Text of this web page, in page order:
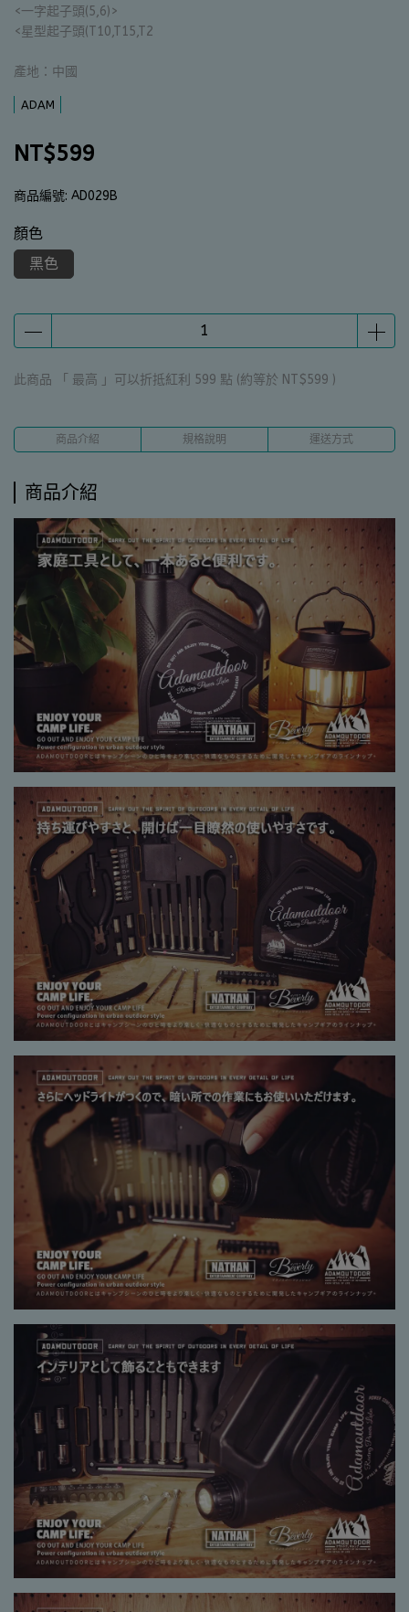
<一字起子頭(5,6)>
<星型起子頭(T10,T15,T2
產地：中國
ADAM
NT$599
商品編號: AD029B
顏色
黑色
此商品 「 最高 」可以折抵紅利 599 點 (約等於 NT$599 )
商品介紹 規格說明 運送方式
商品介紹